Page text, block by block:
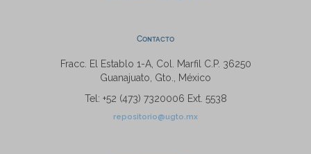
Contacto
Fracc. El Establo 1-A, Col. Marfil C.P. 36250
Guanajuato, Gto., México
Tel: +52 (473) 7320006 Ext. 5538
repositorio@ugto.mx